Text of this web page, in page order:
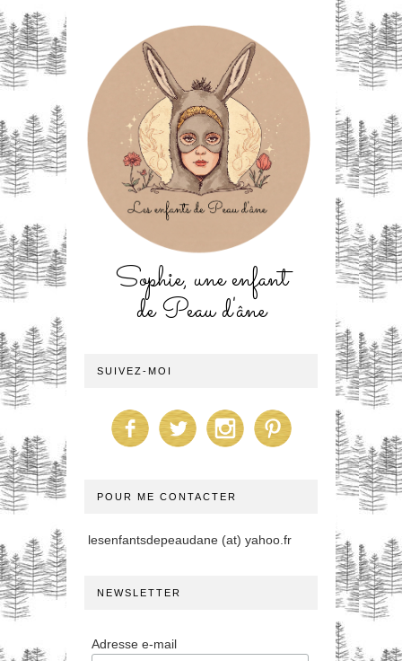
Sophie, une enfant
de Peau d'âne
SUIVEZ-MOI
POUR ME CONTACTER
lesenfantsdepeaudane (at) yahoo.fr
NEWSLETTER
Adresse e-mail